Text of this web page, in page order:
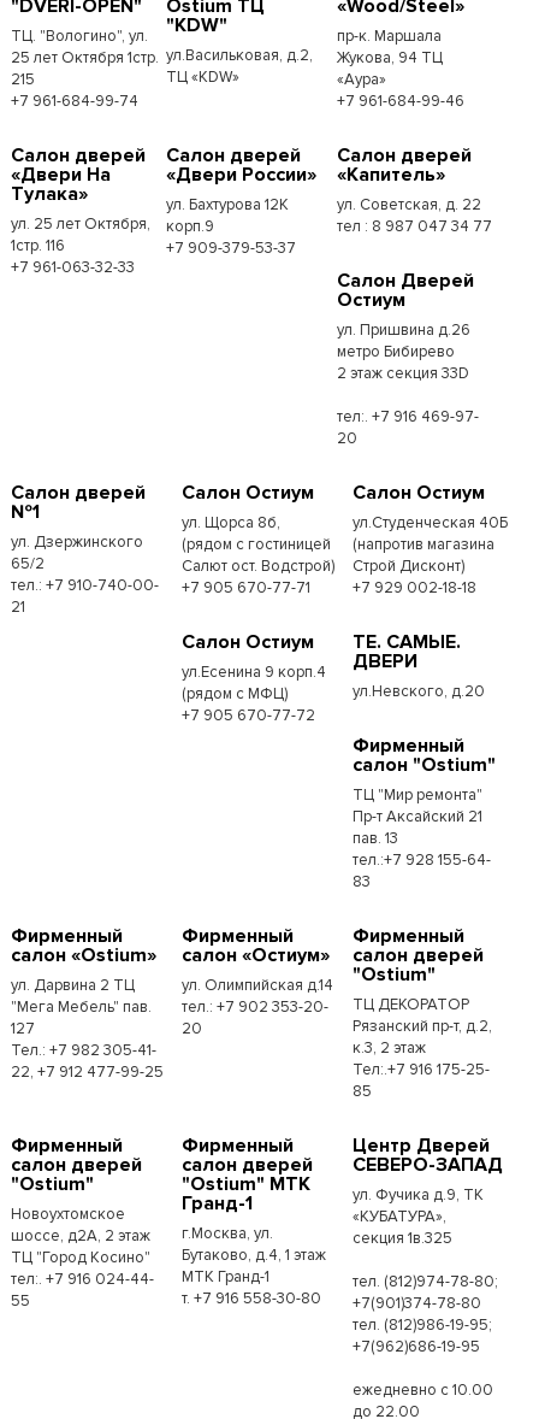
"DVERI-OPEN"
ТЦ. "Вологино", ул.
25 лет Октября 1стр.
215
+7 961-684-99-74
Ostium ТЦ
"KDW"
ул.Васильковая, д.2,
ТЦ «KDW»
«Wood/Steel»
пр-к. Маршала
Жукова, 94 ТЦ
«Аура»
+7 961-684-99-46
Салон дверей
«Двери На
Тулака»
ул. 25 лет Октября,
1стр. 116
+7 961-063-32-33
Салон дверей
«Двери России»
ул. Бахтурова 12К
корп.9
+7 909-379-53-37
Салон дверей
«Капитель»
ул. Советская, д. 22
тел : 8 987 047 34 77
Салон Дверей
Остиум
ул. Пришвина д.26
метро Бибирево
2 этаж секция 33D
тел:. +7 916 469-97-
20
Салон дверей
№1
ул. Дзержинского
65/2
тел.: +7 910-740-00-
21
Салон Остиум
ул. Щорса 8б,
(рядом с гостиницей
Салют ост. Водстрой)
+7 905 670-77-71
Салон Остиум
ул.Студенческая 40Б
(напротив магазина
Строй Дисконт)
+7 929 002-18-18
Салон Остиум
ул.Есенина 9 корп.4
(рядом с МФЦ)
+7 905 670-77-72
ТЕ. САМЫЕ.
ДВЕРИ
ул.Невского, д.20
Фирменный
салон "Ostium"
ТЦ "Мир ремонта"
Пр-т Аксайский 21
пав. 13
тел.:+7 928 155-64-
83
Фирменный
салон «Ostium»
ул. Дарвина 2 ТЦ
"Мега Мебель" пав.
127
Тел.: +7 982 305-41-
22, +7 912 477-99-25
Фирменный
салон «Остиум»
ул. Олимпийская д.14
тел.: +7 902 353-20-
20
Фирменный
салон дверей
"Ostium"
ТЦ ДЕКОРАТОР
Рязанский пр-т, д.2,
к.3, 2 этаж
Тел:.+7 916 175-25-
85
Фирменный
салон дверей
"Ostium"
Новоухтомское
шоссе, д2А, 2 этаж
ТЦ "Город Косино"
тел:. +7 916 024-44-
55
Фирменный
салон дверей
"Ostium" МТК
Гранд-1
г.Москва, ул.
Бутаково, д.4, 1 этаж
МТК Гранд-1
т. +7 916 558-30-80
Центр Дверей
СЕВЕРО-ЗАПАД
ул. Фучика д.9, ТК
«КУБАТУРА»,
секция 1в.325
тел. (812)974-78-80;
+7(901)374-78-80
тел. (812)986-19-95;
+7(962)686-19-95
ежедневно с 10.00
до 22.00